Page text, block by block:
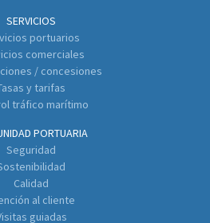
SERVICIOS
portuarios
comerciales
/ concesiones
y tarifas
tráfico marítimo
PORTUARIA
Seguridad
Calidad
al cliente
guiadas